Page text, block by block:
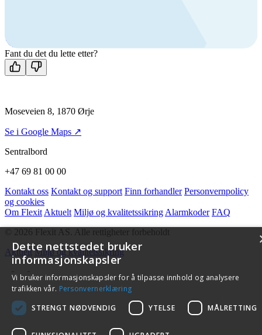
Kontakt oss
Fant du det du lette etter?
Moseveien 8, 1870 Ørje
Se i Google Maps ↗
Sentralbord
+47 69 81 00 00
Kontakt oss Kontakt og support Finn forhandler Personvernpolicy
og cookies
Om Flexit Aktuelt Miljø og kvalitetssikring Alarmkoder FAQ
© 2026 Flexit AS. Alle rettigheter forbeholdt
Aktuelt Miljø og kvalitetssikring
Dette nettstedet bruker
informasjonskapsler
Vi bruker informasjonskapsler for å tilpasse innhold og analysere
trafikken vår. Personvernerklæring
STRENGT NØDVENDIG
YTELSE MÅLRETTING